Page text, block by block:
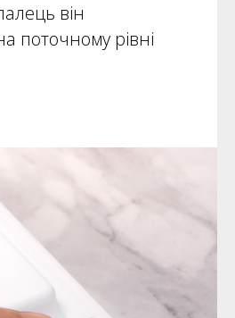
він
поточному рівні